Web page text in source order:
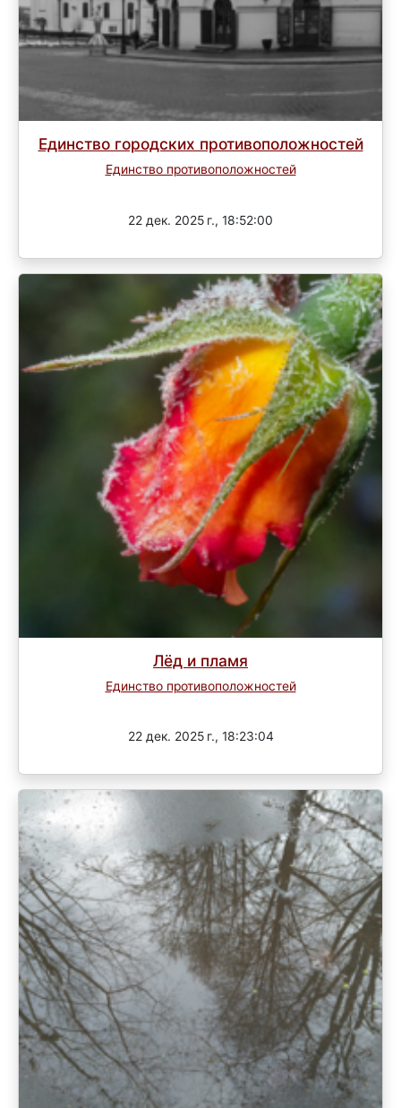
Единство городских противоположностей
Единство противоположностей
22 дек. 2025 г., 18:52:00
Лёд и пламя
Единство противоположностей
22 дек. 2025 г., 18:23:04